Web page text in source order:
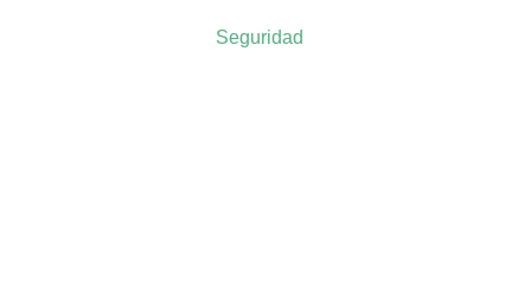
Seguridad